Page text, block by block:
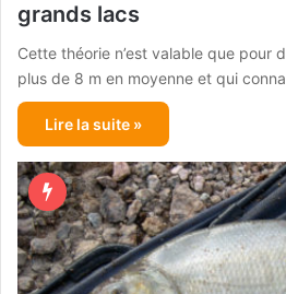
grands lacs
Cette théorie n’est valable que pour
plus de 8 m en moyenne et qui
Lire la suite »